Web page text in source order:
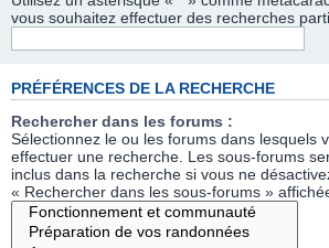
vous souhaitez effectuer des recherches
PRÉFÉRENCES DE LA RECHERCHE
Rechercher dans les forums :
Sélectionnez le ou les forums dans lesquels
effectuer une recherche. Les sous-forums
inclus dans la recherche si vous ne
« Rechercher dans les sous-forums »